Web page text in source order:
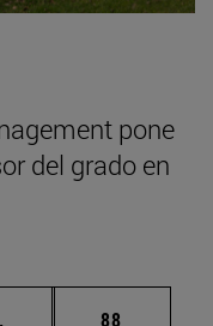
pone
del grado en
Páginas intermedias
Página
88